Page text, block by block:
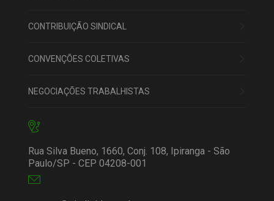
CONTRIBUIÇÃO SINDICAL
CONVENÇÕES COLETIVAS
NEGOCIAÇÕES TRABALHISTAS
Rua Silva Bueno, 1660, Conj. 108, Ipiranga - São
Paulo/SP - CEP 04208-001